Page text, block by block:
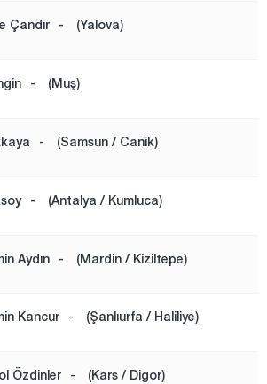
Çandır - (Yalova)
- (Muş)
- (Samsun / Canik)
- (Antalya / Kumluca)
Aydın - (Mardin / Kiziltepe)
Kancur - (Şanlıurfa / Haliliye)
Özdinler - (Kars / Digor)